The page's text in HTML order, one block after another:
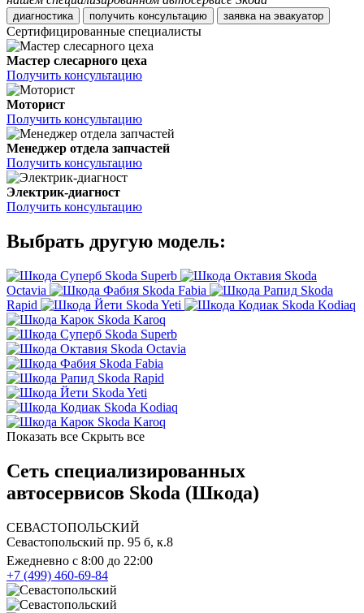
диагностика получить консультацию заявка на эвакуатор
Сертифицированные специалисты
Мастер слесарного цеха
Получить консультацию
Моторист
Получить консультацию
Менеджер отдела запчастей
Получить консультацию
Электрик-диагност
Получить консультацию
Выбрать другую модель:
Skoda Superb
Skoda
Octavia
Skoda Fabia
Skoda
Rapid
Skoda Yeti
Skoda Kodiaq
Skoda Karoq
Skoda Superb
Skoda Octavia
Skoda Fabia
Skoda Rapid
Skoda Yeti
Skoda Kodiaq
Skoda Karoq
Показать все Скрыть все
Сеть специализированных
автосервисов Skoda (Шкода)
СЕВАСТОПОЛЬСКИЙ
Севастопольский пр. 95 б, к.8
Ежедневно с 8:00 до 22:00
+7 (499) 460-69-84